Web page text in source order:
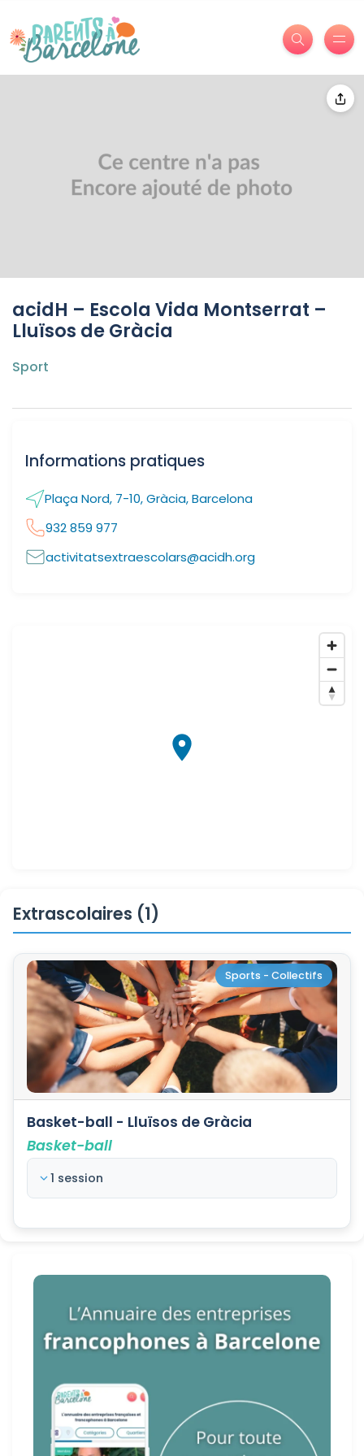
acidH – Escola Vida Montserrat –
Lluïsos de Gràcia
Sport
Informations pratiques
Plaça Nord, 7-10, Gràcia, Barcelona
932 859 977
activitatsextraescolars@acidh.org
Extrascolaires (1)
Sports - Collectifs
Basket-ball - Lluïsos de Gràcia
Basket-ball
1 session